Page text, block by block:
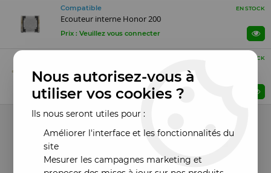
Compatible EN STOCK
Ecouteur interne Honor 200
Prix : Veuillez vous connecter
EN STOCK
Nappe flex connecteur de charge pour HONOR 200
"original reconditionné"
Prix : Veuillez vous connecter
11 articles sur
Nous autorisez-vous à
utiliser vos cookies ?
Ils nous seront utiles pour :
Améliorer l'interface et les fonctionnalités du
site
Mesurer les campagnes marketing et